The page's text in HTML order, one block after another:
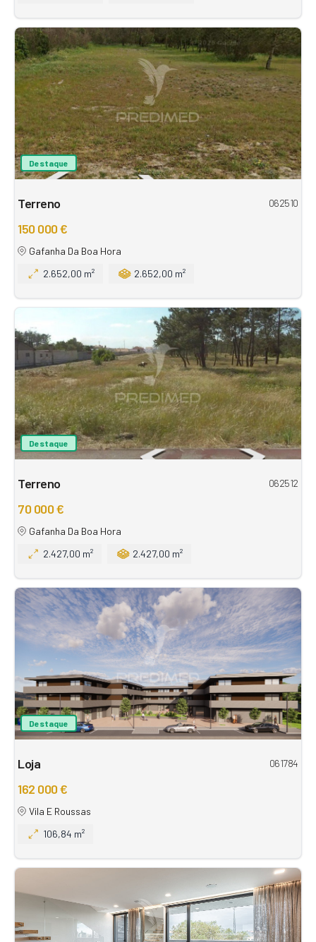
Destaque
Terreno 062510
150 000 €
Gafanha Da Boa Hora
2.652,00 m²
2.652,00 m²
Destaque
Terreno 062512
70 000 €
Gafanha Da Boa Hora
2.427,00 m²
2.427,00 m²
Destaque
Loja 061784
162 000 €
Vila E Roussas
106,84 m²